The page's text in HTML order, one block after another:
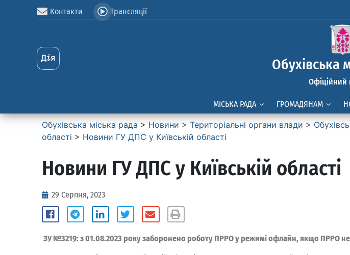
Контакти Трансляції
Обухівська
Офіційний
МІСЬКА РАДА ГРОМАДЯНАМ
Обухівська міська рада > Новини > Територіальні органи влади >
області > Новини ГУ ДПС у Київській області
Новини ГУ ДПС у Київській області
29 Серпня, 2023
ЗУ №3219: з 01.08.2023 року заборонено роботу ПРРО у режимі офлайн, якщо ПРРО